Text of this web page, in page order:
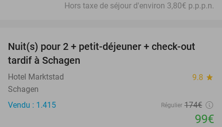
Hors taxe de séjour d'environ 3,80€ p.p.p.n.
43%
Nuit(s) pour 2 + petit-déjeuner + check-out
tardif à Schagen
Hotel Marktstad 9.8 star
Schagen
Vendu : 1.415
Régulier 174€
99€